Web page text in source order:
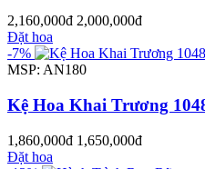
2,160,000đ 2,000,000đ
Đặt hoa
-7%
MSP: AN180
Kệ Hoa Khai Trương
1,860,000đ 1,650,000đ
Đặt hoa